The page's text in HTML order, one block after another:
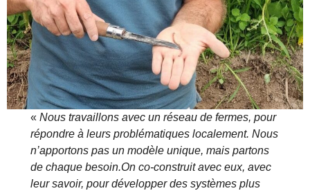
«Nous travaillons avec un réseau de fermes, pour
répondre à leurs problématiques localement. Nous
n’apportons pas un modèle unique, mais partons
de chaque besoin.On co-construit avec eux, avec
leur savoir, pour développer des systèmes plus